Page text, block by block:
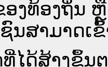
ງທ້ອງຖິ່ນ
ນສາມາດເຂົ້
ໄດ້ສ້າງຂຶ້ນ